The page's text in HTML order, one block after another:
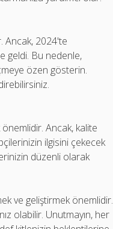
Ancak, 2024'te
geldi. Bu nedenle,
özen gösterin.
Ancak, kalite
ilgisini çekecek
düzenli olarak
ve geliştirmek önemlidir.
olabilir. Unutmayın, her